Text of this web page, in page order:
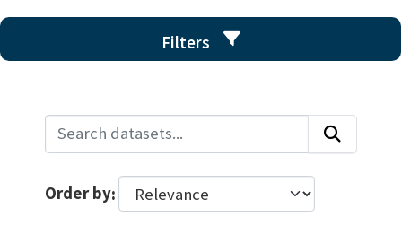
Filters
Order by